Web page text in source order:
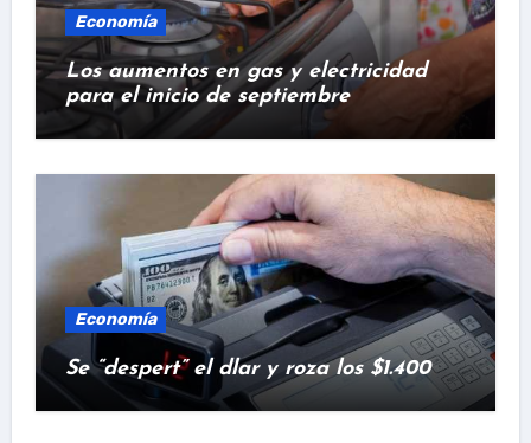
Economía
Los aumentos en gas y electricidad
para el inicio de septiembre
Economía
Se “despert” el dlar y roza los $1.400